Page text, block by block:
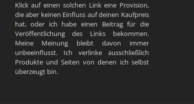
Klick auf einen solchen Link eine Provision,
die aber keinen Einfluss auf deinen Kaufpreis
hat, oder ich habe einen Beitrag für die
Veröffentlichung des Links bekommen.
Meine Meinung bleibt davon immer
unbeeinflusst. Ich verlinke ausschließlich
Produkte und Seiten von denen ich selbst
überzeugt bin.